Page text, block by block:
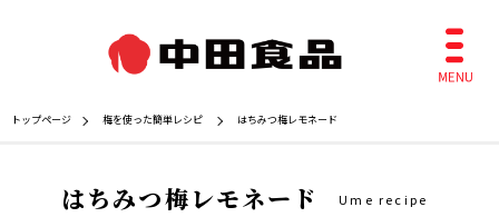
トップページ 梅を使った簡単レシピ はちみつ梅レモネード
はちみつ梅レモネード Ume recipe